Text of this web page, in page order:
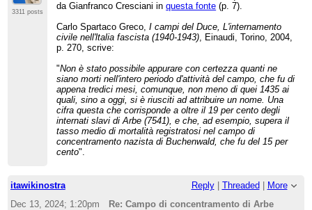
fonti primarie a sostegno) viene riportato in voce
come "
Secondo alcuni ricercatori
* La c.d. "funzione protettiva" degli ebrei è un fatto
storico certo, che consentì a 5000 ebrei di salvarsi
aggiungere enfasi rispetto a quanto riportato dalle
fonti (nella sezione iniziale c'è un " Per converso"
discutibile). Non ho potuto controllare il libro di
Marina Cattaruzza, ma in Gobetti c'è
un'interpretazione delle ragioni di questa
benevolenza dell'esercito italiano e dello stesso
Mussolini, che potrebbe integrare la voce: a pp.
131-132, oltre ai "dubbi etici" di alcuni
protagonisti, Gobetti menziona anche "ragioni di
realismo politico
dei serbi e l'affermazione di autonomia nei
3311 posts
da Gianfranco Cresciani inquesta fonte (p. 7).
Carlo Spartaco Greco,I campi del Duce, L'internamento
civile nell'ltalia fascista (1940-1943) , Einaudi, Torino, 2004,
p. 270, scrive:
"Non è stato possibile appurare con certezza quanti ne
siano morti nell'intero periodo d'attività del campo, che fu di
appena tredici mesi, comunque, non meno di quei 1435 ai
quali, sino a oggi, si è riusciti ad attribuire un nome. Una
cifra questa che corrisponde a oltre il 19 per cento degli
internati slavi di Arbe (7541), e che, ad esempio, supera il
tasso medio di mortalità registratosi nel campo di
concentramento nazista di Buchenwald, che fu del 15 per
cento".
itawikinostra Reply| Threaded
More
Dec 13, 2024; 1:20pm
Re: Campo di concentramento di Arbe